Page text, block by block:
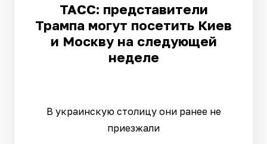
ТАСС: представители
Трампа могут посетить Киев
и Москву на следующей
неделе
В украинскую столицу они ранее не
приезжали